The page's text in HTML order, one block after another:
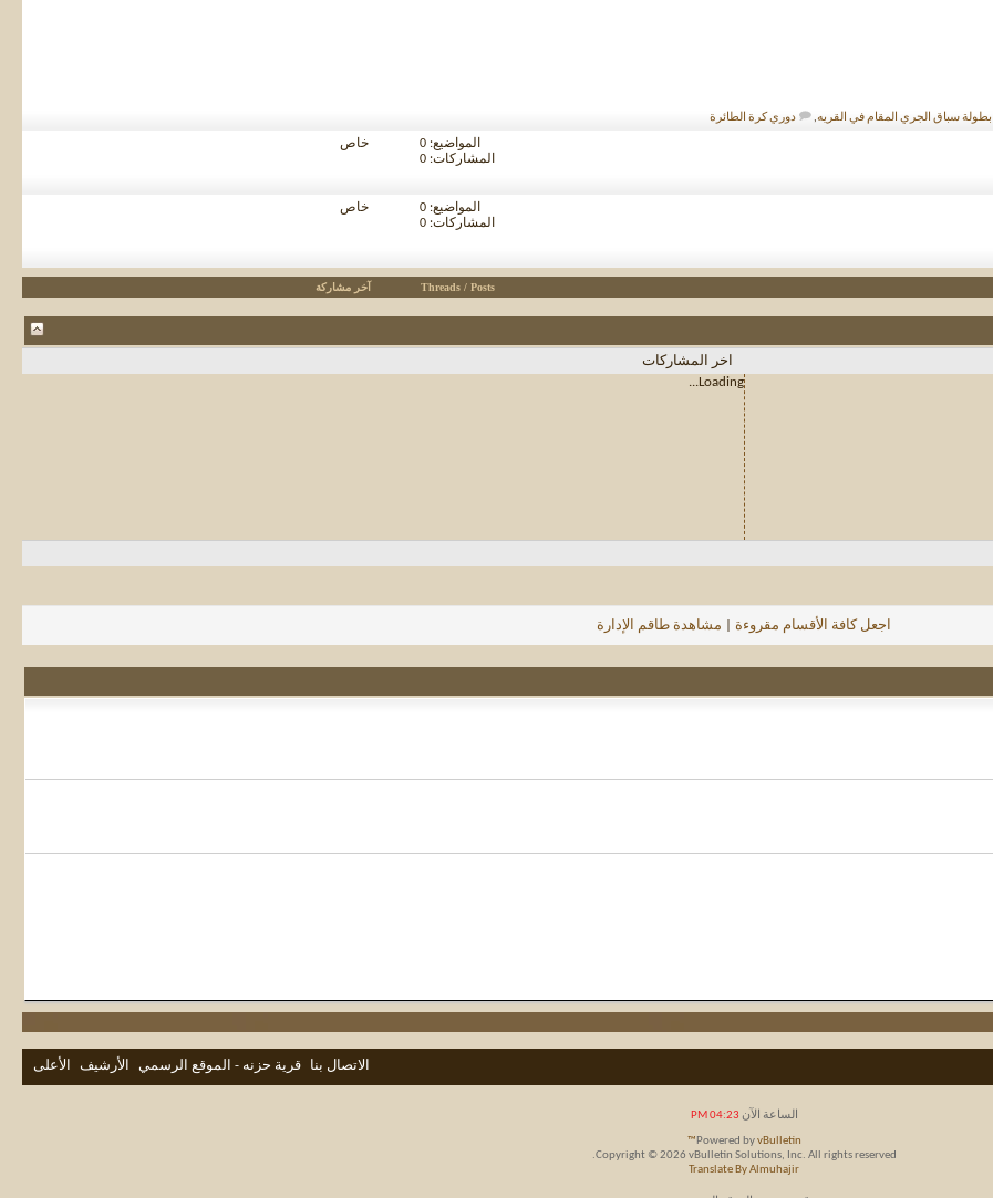
بطولة سباق الجري المقام في القريه, دوري كرة الطائرة
المواضيع: 0
المشاركات: 0
خاص
المواضيع: 0
المشاركات: 0
خاص
Threads / Posts آخر مشاركة
اخر المشاركات
Loading...
اجعل كافة الأقسام مقروءة مشاهدة طاقم الإدارة
الاتصال بنا قرية حزنه - الموقع الرسمي الأرشيف الأعلى
الساعة الآن 04:23 PM
Powered byvBulletin™
Copyright © 2026 vBulletin Solutions, Inc. All rights reserved.
Translate By Almuhajir